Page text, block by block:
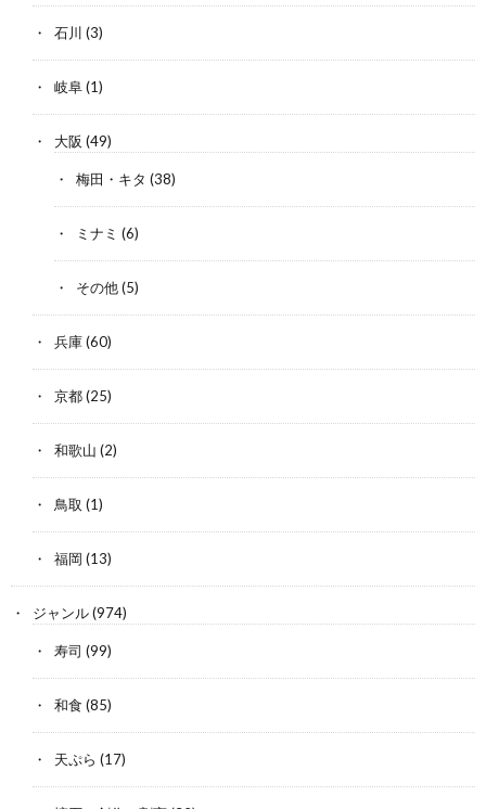
石川 (3)
岐阜(1)
大阪 (49)
梅田・キタ (38)
ミナミ (6)
その他(5)
兵庫(60)
京都(25)
和歌山 (2)
鳥取 (1)
福岡 (13)
ジャンル(974)
寿司 (99)
和食 (85)
天ぷら (17)